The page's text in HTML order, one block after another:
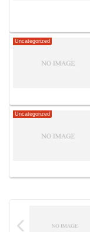
Uncategorized
Uncategorized